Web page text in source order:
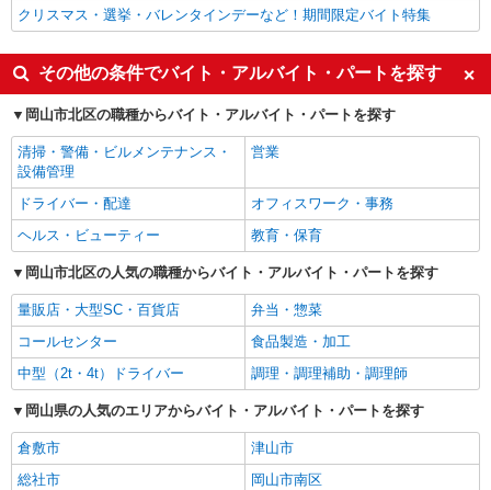
クリスマス・選挙・バレンタインデーなど！期間限定バイト特集
その他の条件でバイト・アルバイト・パートを探す
岡山市北区の職種からバイト・アルバイト・パートを探す
清掃・警備・ビルメンテナンス・
設備管理
営業
ドライバー・配達
オフィスワーク・事務
ヘルス・ビューティー
教育・保育
岡山市北区の人気の職種からバイト・アルバイト・パートを探す
量販店・大型SC・百貨店
弁当・惣菜
コールセンター
食品製造・加工
中型（2t・4t）ドライバー
調理・調理補助・調理師
岡山県の人気のエリアからバイト・アルバイト・パートを探す
倉敷市
津山市
総社市
岡山市南区